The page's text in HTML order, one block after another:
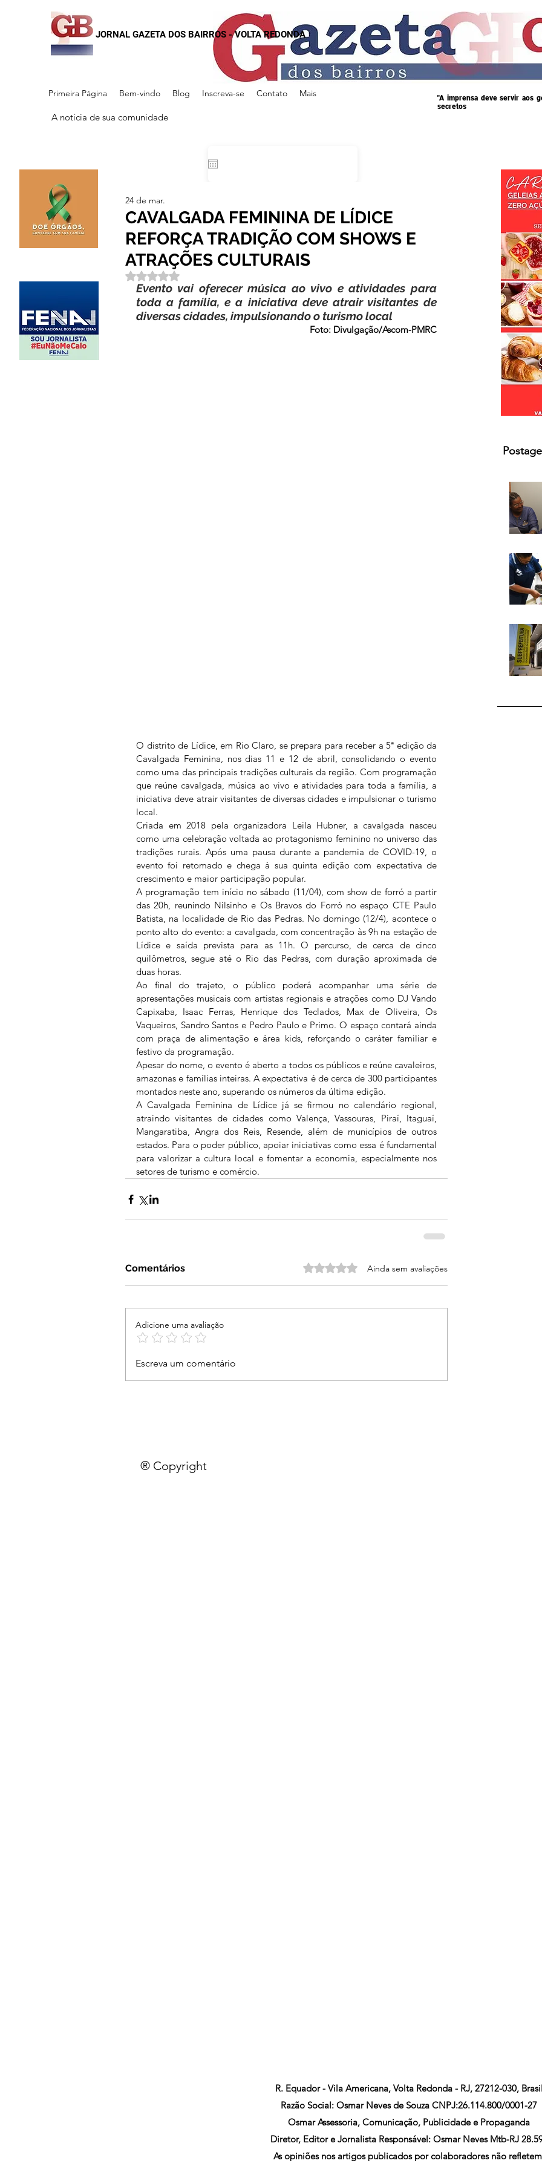
JORNAL GAZETA DOS BAIRROS - VOLTA REDONDA
Primeira Página Bem-vindo Blog Inscreva-se Contato Mais
A notícia de sua comunidade
"A imprensa deve servir aos
secretos
CAVALGADA FEMININA DE LÍDICE
REFORÇA TRADIÇÃO COM SHOWS E
ATRAÇÕES CULTURAIS
24 de mar.
Avaliado com NaN de 5 estrelas.
Evento vai oferecer música ao vivo e atividades para
toda a família, e a iniciativa deve atrair visitantes de
diversas cidades, impulsionando o turismo local
Foto: Divulgação/Ascom-PMRC
O distrito de Lídice, em Rio Claro, se prepara para receber a 5ª edição da
Cavalgada Feminina, nos dias 11 e 12 de abril, consolidando o evento
como uma das principais tradições culturais da região. Com programação
que reúne cavalgada, música ao vivo e atividades para toda a família, a
iniciativa deve atrair visitantes de diversas cidades e impulsionar o turismo
local.
Criada em 2018 pela organizadora Leila Hubner, a cavalgada nasceu
como uma celebração voltada ao protagonismo feminino no universo das
tradições rurais. Após uma pausa durante a pandemia de COVID-19, o
evento foi retomado e chega à sua quinta edição com expectativa de
crescimento e maior participação popular.
A programação tem início no sábado (11/04), com show de forró a partir
das 20h, reunindo Nilsinho e Os Bravos do Forró no espaço CTE Paulo
Batista, na localidade de Rio das Pedras. No domingo (12/4), acontece o
ponto alto do evento: a cavalgada, com concentração às 9h na estação de
Lídice e saída prevista para as 11h. O percurso, de cerca de cinco
quilômetros, segue até o Rio das Pedras, com duração aproximada de
duas horas.
Ao final do trajeto, o público poderá acompanhar uma série de
apresentações musicais com artistas regionais e atrações como DJ Vando
Capixaba, Isaac Ferras, Henrique dos Teclados, Max de Oliveira, Os
Vaqueiros, Sandro Santos e Pedro Paulo e Primo. O espaço contará ainda
com praça de alimentação e área kids, reforçando o caráter familiar e
festivo da programação.
Apesar do nome, o evento é aberto a todos os públicos e reúne cavaleiros,
amazonas e famílias inteiras. A expectativa é de cerca de 300 participantes
montados neste ano, superando os números da última edição.
A Cavalgada Feminina de Lídice já se firmou no calendário regional,
atraindo visitantes de cidades como Valença, Vassouras, Piraí, Itaguaí,
Mangaratiba, Angra dos Reis, Resende, além de municípios de outros
estados. Para o poder público, apoiar iniciativas como essa é fundamental
para valorizar a cultura local e fomentar a economia, especialmente nos
setores de turismo e comércio.
Comentários Avaliado com 0 de 5 estrelas.
Ainda sem avaliações
Adicione uma avaliação
Escreva um comentário
® Copyright
R. Equador - Vila Americana, Volta Redonda - RJ, 27212-030, Brasil
Razão Social: Osmar Neves de Souza CNPJ:26.114.800/0001-27
Osmar Assessoria, Comunicação, Publicidade e Propaganda
Diretor, Editor e Jornalista Responsável: Osmar Neves Mtb-RJ
As opiniões nos artigos publicados por colaboradores não